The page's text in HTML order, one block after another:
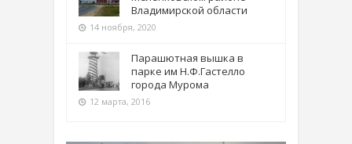
Владимирской области
14 ноября, 2020
Парашютная вышка в
парке им Н.Ф.Гастелло
города Мурома
12 марта, 2016